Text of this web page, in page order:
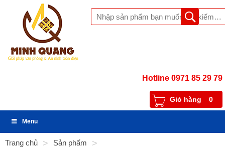
Hotline 0971 85 29 79
Giỏ hàng 0
Menu
Trang chủ > Sản phẩm >